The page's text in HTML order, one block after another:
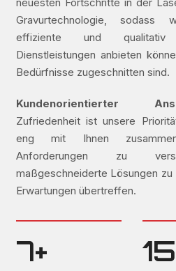
Gravurtechnologie, sodass
effiziente und qualitativ
Dienstleistungen anbieten
Bedürfnisse zugeschnitten sind.
Kundenorientierter
Zufriedenheit ist unsere
eng mit Ihnen
Anforderungen zu
maßgeschneiderte Lösungen
Erwartungen übertreffen.
7+ 15